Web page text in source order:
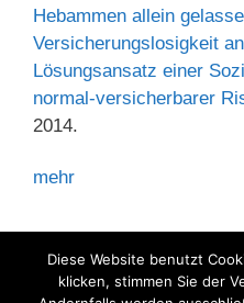
Hebammen allein
Versicherungslosigkeit
Lösungsansatz einer
normal-versicherbarer
2014.
mehr
Diese Website benutzt
klicken, stimmen Sie der